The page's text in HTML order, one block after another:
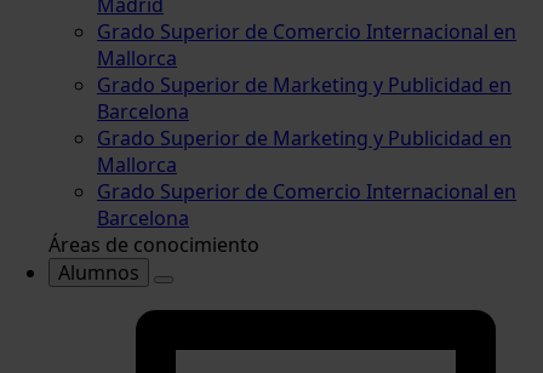
Grado Superior de Comercio Internacional en
Mallorca
Grado Superior de Marketing y Publicidad en
Barcelona
Grado Superior de Marketing y Publicidad en
Mallorca
Grado Superior de Comercio Internacional en
Barcelona
Áreas de conocimiento
Alumnos